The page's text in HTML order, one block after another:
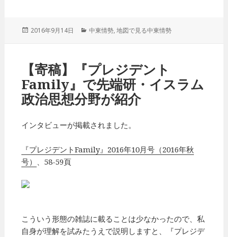
投
2016年9月14日
カ
ー
中東情勢,地図で見る中東情勢
【寄稿】『プレジデント
Family』で先端研・イスラム
政治思想分野が紹介
インタビューが掲載されました。
『プレジデントFamily』2016年10月号（2016年秋
号）
、58-59頁
こういう形態の雑誌に載ることは少なかったので、私
自身が理解を試みたうえで説明しますと、『プレジデ